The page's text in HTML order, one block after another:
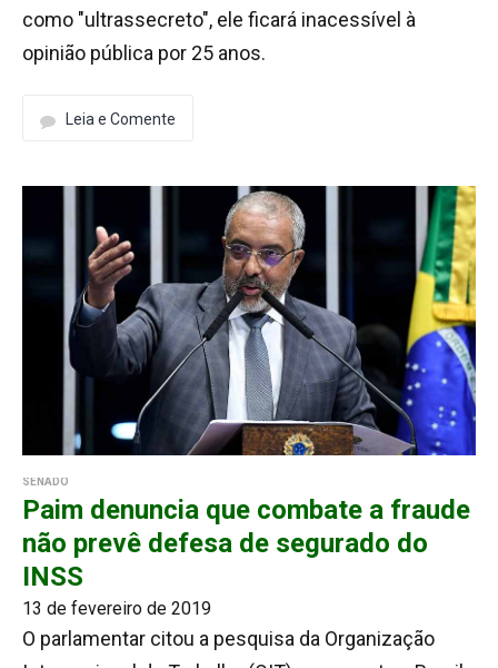
como "ultrassecreto", ele ficará inacessível à
opinião pública por 25 anos.
Leia e Comente
SENADO
Paim denuncia que combate a fraude
não prevê defesa de segurado do
INSS
13 de fevereiro de 2019
O parlamentar citou a pesquisa da Organização